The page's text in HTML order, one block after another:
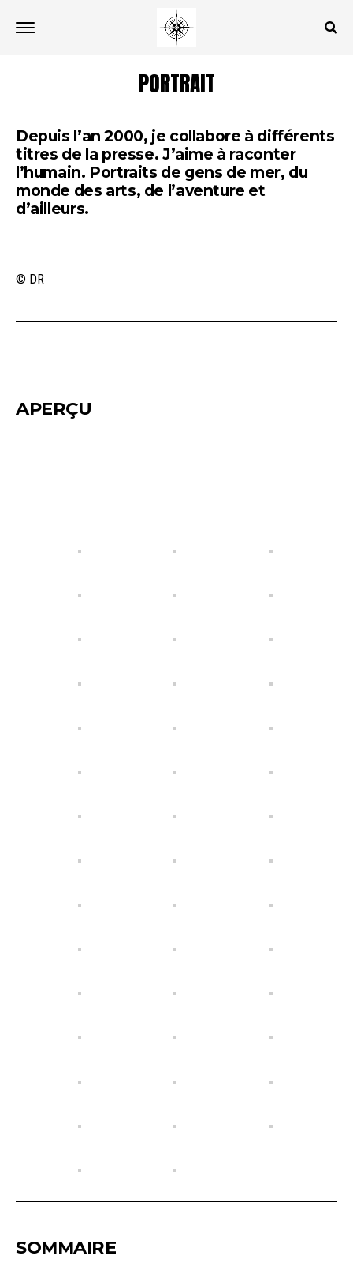
PORTRAIT
Depuis l’an 2000, je collabore à différents
titres de la presse. J’aime à raconter
l’humain. Portraits de gens de mer, du
monde des arts, de l’aventure et
d’ailleurs.
© DR
APERÇU
SOMMAIRE